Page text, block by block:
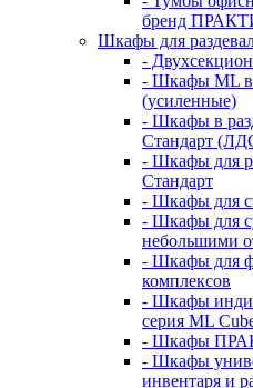
бренд
Шкафы для
-
- Шкафы ML в
(усиленные)
- Шкафы в
Стандарт
- Шкафы для
Стандарт
- Шкафы для
- Шкафы для
небольшими
- Шкафы для
комплексов
- Шкафы
серия ML
- Шкафы
- Шкафы
инвентаря и